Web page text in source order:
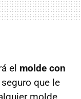
el molde con
que le